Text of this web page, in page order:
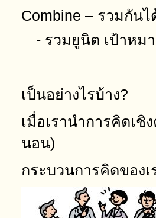
Combine – รวมกัน
- รวมยูนิต เป้าหมา
เป็นอย่างไรบ้าง?
เมื่อเรานำการคิดเ
นอน)
กระบวนการคิดของ